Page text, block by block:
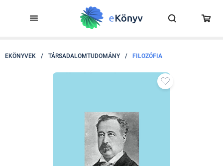
EKÖNYVEK / TÁRSADALOMTUDOMÁNY / FILOZÓFIA